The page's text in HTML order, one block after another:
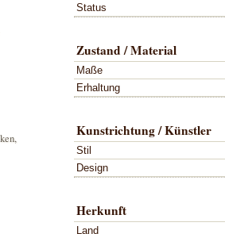
Status
Zustand / Material
Maße
Erhaltung
Kunstrichtung / Künstler
Stil
Design
Herkunft
Land